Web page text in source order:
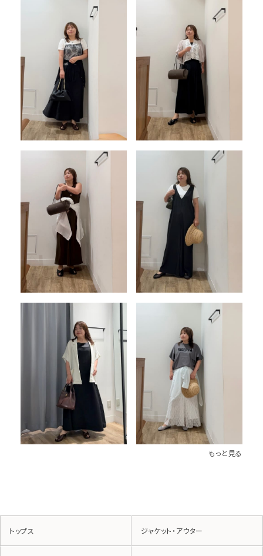
もっと見る
トップス ジャケット・アウター